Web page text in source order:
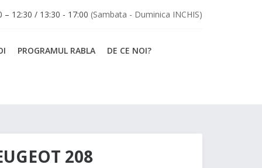
– 12:30 / 13:30 - 17:00 (Sambata - Duminica INCHIS)
PROGRAMUL RABLA DE CE NOI?
208